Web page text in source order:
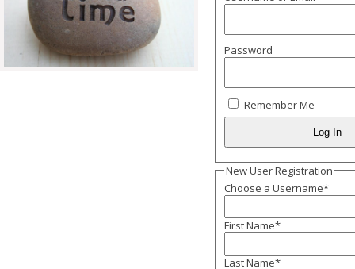
Password
Remember Me
New User Registration
Choose a Username*
First Name*
Last Name*